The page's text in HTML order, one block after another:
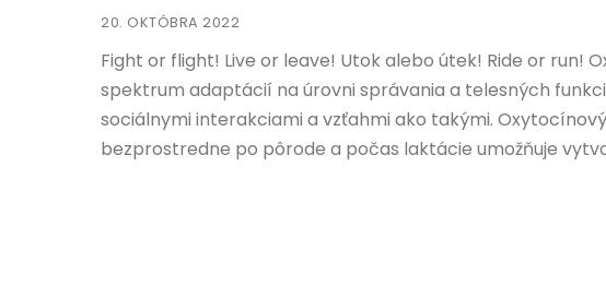
20. OKTÓBRA 2022
Fight or flight! Live or leave! Utok alebo útek! Ride or run!
spektrum adaptácií na úrovni správania a telesných
sociálnymi interakciami a vzťahmi ako takými.
bezprostredne po pôrode a počas laktácie umožňuje